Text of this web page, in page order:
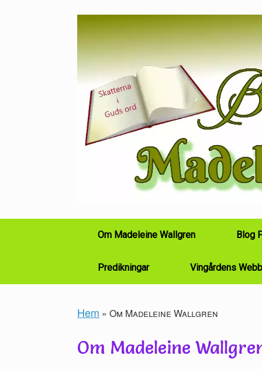
Om Madeleine Wallgren Blog
Predikningar Vingårdens
Hem » Om Madeleine Wallgren
Om Madeleine